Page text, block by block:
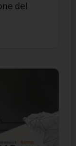
del